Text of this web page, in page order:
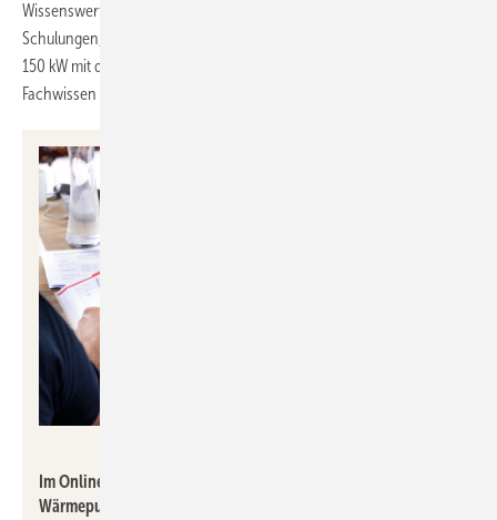
Wissenswerte zu den Ecodan Systemen. Neu im Programm sind
Schulungen, die zur Planung leistungsstarker Wärmepumpen bis
150 kW mit dem Kältemittel R290 befähigen. Diese erweitern das
Fachwissen der Teilnehmer im Umgang mit modernen Kältemitteln.
Im Online-Training „Mehr Planungssicherheit für Ecodan
Wärmepumpensysteme“ erfahren Teilnehmende, wie sie